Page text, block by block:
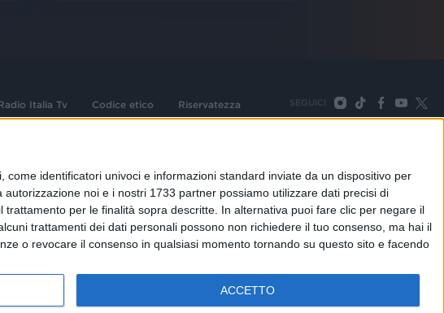
identificatori univoci e informazioni standard inviate da un dispositivo per
autorizzazione noi e i nostri 1733 partner possiamo utilizzare dati precisi di
per le finalità sopra descritte. In alternativa puoi fare clic per negare il
trattamenti dei dati personali possono non richiedere il tuo consenso, ma hai il
o revocare il consenso in qualsiasi momento tornando su questo sito e facendo
ACCETTO
Italia Tv Codice etico Riservatezza SEGUICI
97, 20144 Milano